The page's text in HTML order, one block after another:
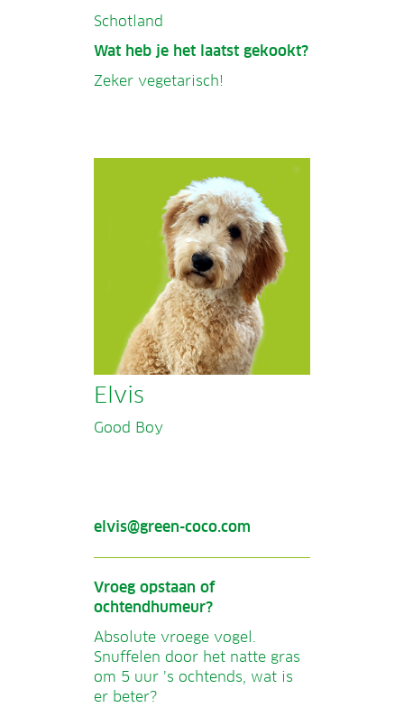
Schotland
Wat heb je het laatst gekookt?
Zeker vegetarisch!
Elvis
Good Boy
elvis@green-coco.com
Vroeg opstaan of
ochtendhumeur?
Absolute vroege vogel.
Snuffelen door het natte gras
om 5 uur ’s ochtends, wat is
er beter?